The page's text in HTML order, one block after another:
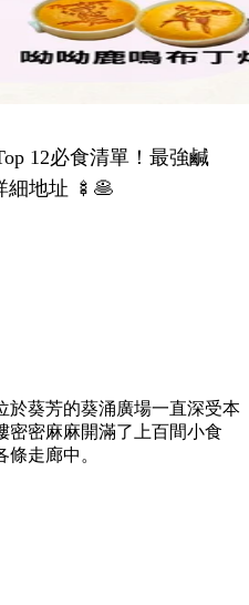
12必食清單！最強鹹
細地址 🍢🥞
於葵芳的葵涌廣場一直深受本
密密麻麻開滿了上百間小食
走廊中。